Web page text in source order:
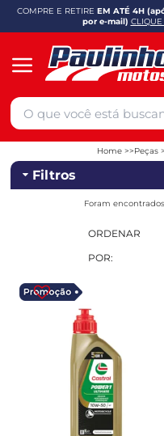
COMPRE E RETIRE EM ATÉ 4H
por e-mail) CLIQUE
Home Peças
Filtros
Foram encontrados
ORDENAR
POR: